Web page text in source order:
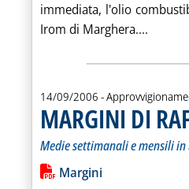
immediata, l'olio
Irom di Marghera.... Leggi
14/09/2006 -
MARGINI DI
Medie settimanali e mensili
Leggi tutta la notizia:
Lista allegati PDF
Margini